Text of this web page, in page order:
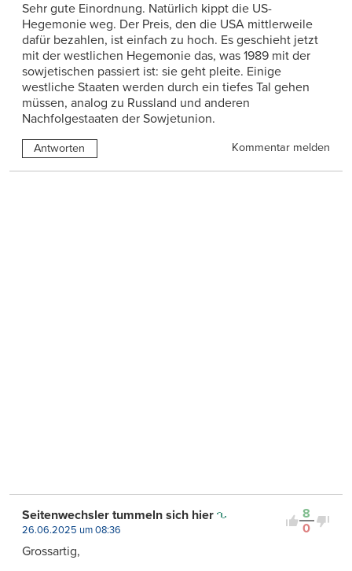
Sehr gute Einordnung. Natürlich kippt die US-
Hegemonie weg. Der Preis, den die USA mittlerweile
dafür bezahlen, ist einfach zu hoch. Es geschieht jetzt
mit der westlichen Hegemonie das, was 1989 mit der
sowjetischen passiert ist: sie geht pleite. Einige
westliche Staaten werden durch ein tiefes Tal gehen
müssen, analog zu Russland und anderen
Nachfolgestaaten der Sowjetunion.
Antworten Kommentar melden
8
0
Seitenwechsler tummeln sich hier
26.06.2025 um 08:36
Grossartig,